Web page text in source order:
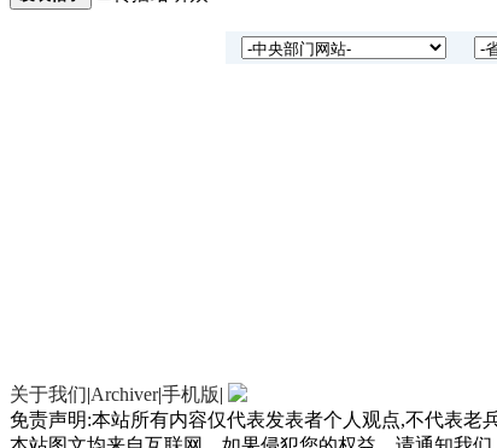
关于我们|Archiver|手机版|
免责声明:本站所有内容仅代表发表者个人观点,不代表